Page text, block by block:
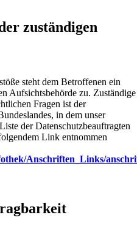
zuständigen
steht dem Betroffenen ein
Aufsichtsbehörde zu. Zuständige
Fragen ist der
in dem unser
der Datenschutzbeauftragten
Link entnommen
Anschriften_Links/